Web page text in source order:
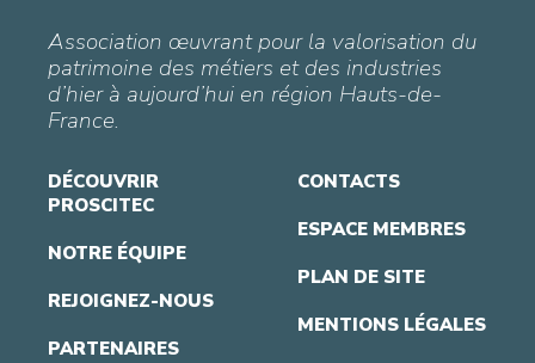
Association œuvrant pour la valorisation du
patrimoine des métiers et des industries
d’hier à aujourd’hui en région Hauts-de-
France.
DÉCOUVRIR
PROSCITEC
NOTRE ÉQUIPE
REJOIGNEZ-NOUS
PARTENAIRES
CONTACTS
ESPACE MEMBRES
PLAN DE SITE
MENTIONS LÉGALES